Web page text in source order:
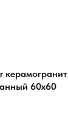
керамогранит
60х60